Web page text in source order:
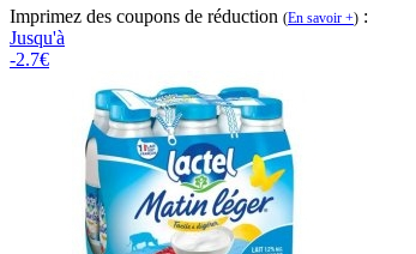
Imprimez des coupons de réduction (En savoir +) :
Jusqu'à
-2.7€